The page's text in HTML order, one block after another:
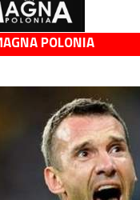
POLONIA